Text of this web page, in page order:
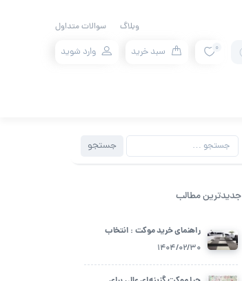
وبلاگ سوالات متداول
0 سبد خرید وارد شوید
جستجو
جستجو
جدیدترین مطالب
راهنمای خرید موکت : انتخاب
بهترین گزینه برای فضای زندگی شما
1404/02/30